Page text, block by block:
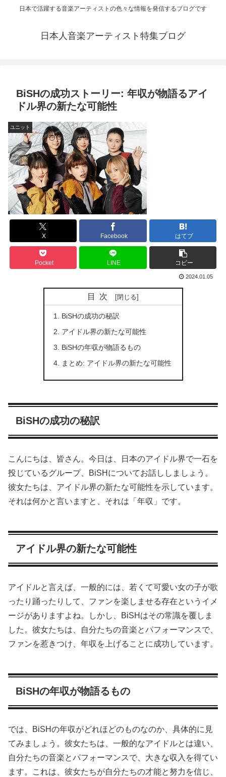
日本で活躍する音楽アーティストの色々な情報を発信するブログです
日本人音楽アーティスト特集ブログ
BiSHの成功ストーリー: 年収が物語るアイ
ドル界の新たな可能性
ユニット
X Facebook はてブ
Pocket LINE コピー
2024.01.05
目次
BiSHの成功の秘訳
アイドル界の新たな可能性
BiSHの年収が物語るもの
まとめ: アイドル界の新たな可能性
BiSHの成功の秘訳
こんにちは、皆さん。今日は、日本のアイドル界で一石を
投じているグループ、BiSHについてお話ししましょう。
彼女たちは、アイドル界の新たな可能性を示しています。
それは何かと言いますと、それは「年収」です。
アイドル界の新たな可能性
アイドルと言えば、一般的には、若くて可愛い女の子が歌
ったり踊ったりして、ファンを楽しませる存在というイメ
ージがありますよね。しかし、BiSHはその常識を覆しま
した。彼女たちは、自分たちの音楽とパフォーマンスで、
ファンを惹きつけ、年収を上げることに成功しています。
BiSHの年収が物語るもの
では、BiSHの年収がどれほどのものなのか、具体的に見
てみましょう。彼女たちは、一般的なアイドルとは違い、
自分たちの音楽とパフォーマンスで、大きな収入を得てい
ます。これは、彼女たちが自分たちの才能と努力を信じ、